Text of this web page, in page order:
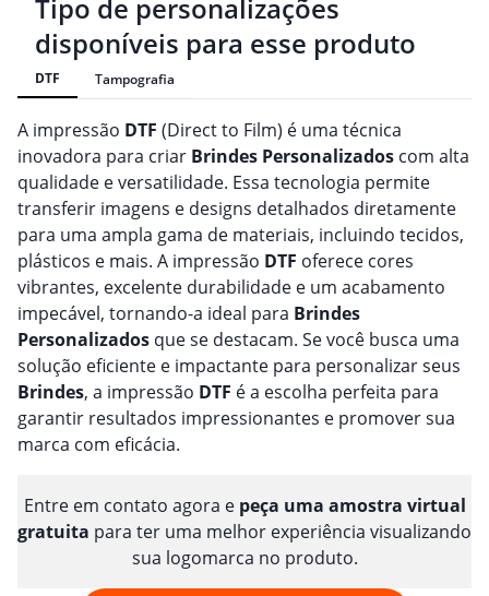
Tipo de personalizações
disponíveis para esse produto
DTF Tampografia
A impressão DTF (Direct to Film) é uma técnica
inovadora para criar Brindes Personalizados com alta
qualidade e versatilidade. Essa tecnologia permite
transferir imagens e designs detalhados diretamente
para uma ampla gama de materiais, incluindo tecidos,
plásticos e mais. A impressão DTF oferece cores
vibrantes, excelente durabilidade e um acabamento
impecável, tornando-a ideal para Brindes
Personalizados que se destacam. Se você busca uma
solução eficiente e impactante para personalizar seus
Brindes, a impressão DTF é a escolha perfeita para
garantir resultados impressionantes e promover sua
marca com eficácia.
Entre em contato agora e peça uma amostra virtual
gratuita para ter uma melhor experiência visualizando
sua logomarca no produto.